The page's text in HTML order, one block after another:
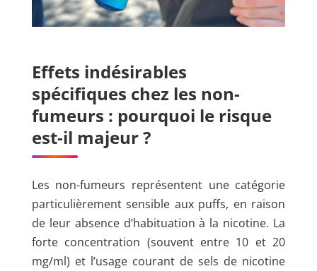
Effets indésirables
spécifiques chez les non-
fumeurs : pourquoi le risque
est-il majeur ?
Les non-fumeurs représentent une catégorie
particulièrement sensible aux puffs, en raison
de leur absence d’habituation à la nicotine. La
forte concentration (souvent entre 10 et 20
mg/ml) et l’usage courant de sels de nicotine